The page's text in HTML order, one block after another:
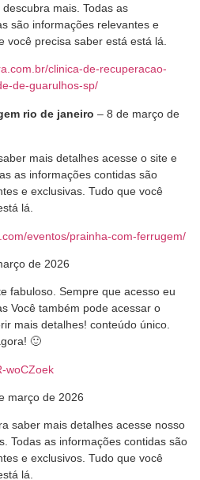
mais. Todas as
são informações relevantes e
você precisa saber está está lá.
clinica-de-recuperacao-
de-guarulhos-sp/
rio de janeiro – 8 de março de
mais detalhes acesse o site e
as informações contidas são
e exclusivas. Tudo que você
lá.
eventos/prainha-com-ferrugem/
de 2026
fabuloso. Sempre que acesso eu
Você também pode acessar o
mais detalhes! conteúdo único.
🙂
woCZoek
março de 2026
saber mais detalhes acesse nosso
Todas as informações contidas são
e exclusivos. Tudo que você
lá.